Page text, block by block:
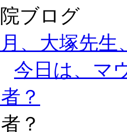
ブログ
、大塚先
今日は、マ
？
？